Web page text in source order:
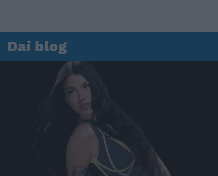
Dai blog